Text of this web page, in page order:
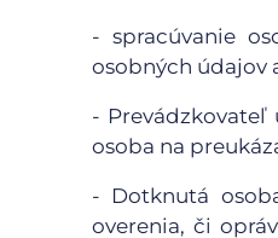
- spracúvanie
osobných údajov
-
osoba na
- Dotknutá
overenia, či